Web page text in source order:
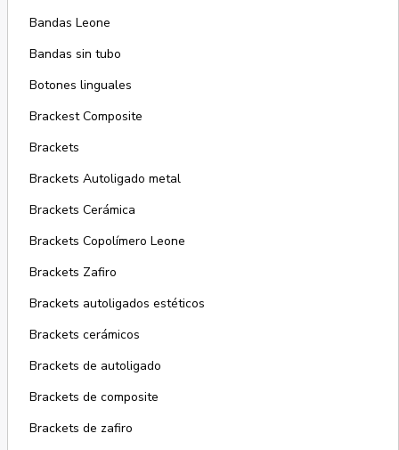
Bandas Leone
Bandas sin tubo
Botones linguales
Brackest Composite
Brackets
Brackets Autoligado metal
Brackets Cerámica
Brackets Copolímero Leone
Brackets Zafiro
Brackets autoligados estéticos
Brackets cerámicos
Brackets de autoligado
Brackets de composite
Brackets de zafiro